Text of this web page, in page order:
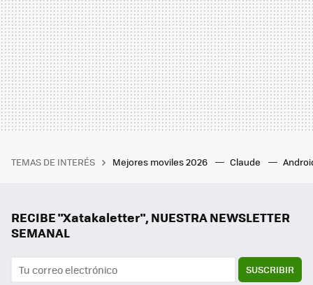
TEMAS DE INTERÉS Mejores moviles 2026 Claude
RECIBE "Xatakaletter", NUESTRA NEWSLETTER
SEMANAL
SUSCRIBIR